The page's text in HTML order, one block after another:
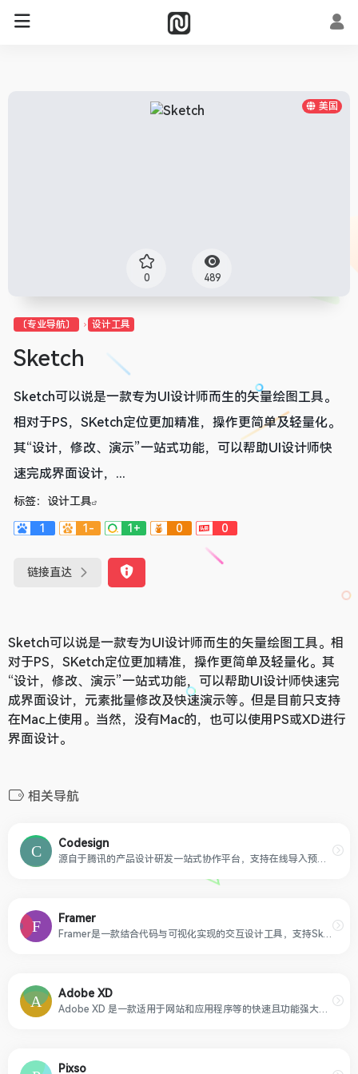
美国
0 489
〔专业导航〕 设计工具
Sketch
Sketch可以说是一款专为UI设计师而生的矢量绘图工具。
相对于PS，SKetch定位更加精准，操作更简单及轻量化。
其“设计，修改、演示”一站式功能，可以帮助UI设计师快
速完成界面设计，...
标签： 设计工具
1 1- 1+ 0 0
链接直达
Sketch可以说是一款专为UI设计师而生的矢量绘图工具。相
对于PS，SKetch定位更加精准，操作更简单及轻量化。其
“设计，修改、演示”一站式功能，可以帮助UI设计师快速完
成界面设计，元素批量修改及快速演示等。但是目前只支持
在Mac上使用。当然，没有Mac的，也可以使用PS或XD进行
界面设计。
相关导航
Codesign
源自于腾讯的产品设计研发一站式协作平台，支持在线导入预览 Sketch 设计稿、自动生成设计标注切图，灵活调用图标库、素材库，支持多种插件上传，让产品设计更轻松高效
Framer
Framer是一款结合代码与可视化实现的交互设计工具，支持Sketch和Photoshop源文件导入，可在任何设备上查看效果。
Adobe XD
Adobe XD 是一款适用于网站和应用程序等的快速且功能强大的 UI/UX 设计解决方案。可实现设计、线框、动画制作、原型创建、协作和共享等，功能一应俱全。
Pixso